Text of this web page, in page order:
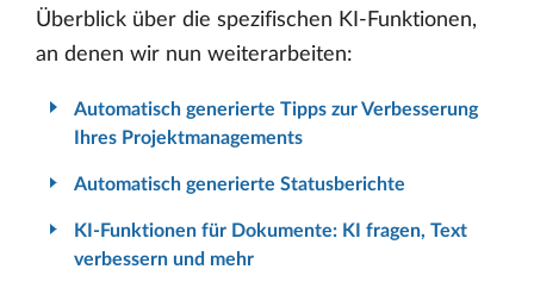
Überblick über die spezifischen KI-Funktionen,
an denen wir nun weiterarbeiten:
Automatisch generierte Tipps zur Verbesserung
Ihres Projektmanagements
Automatisch generierte Statusberichte
KI-Funktionen für Dokumente: KI fragen, Text
verbessern und mehr